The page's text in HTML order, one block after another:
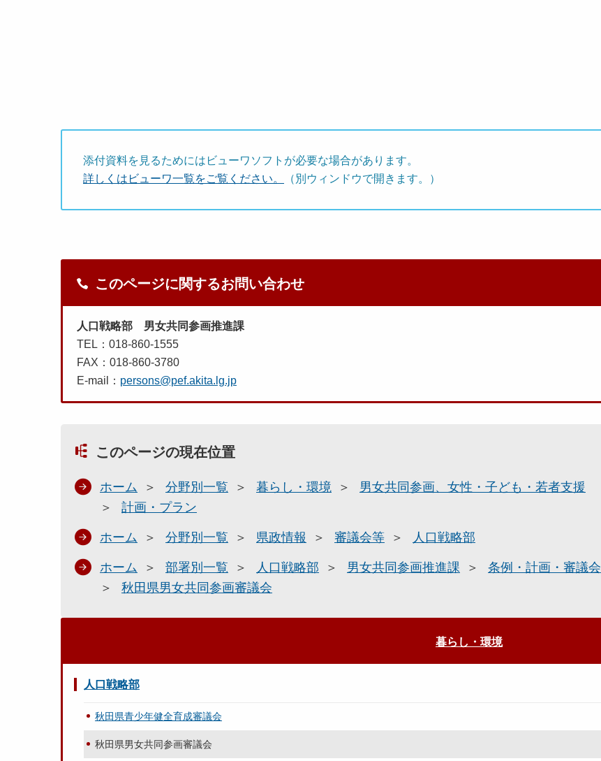
添付資料を見るためにはビューワソフトが必要な場合があります。
詳しくはビューワ一覧をご覧ください。
（別ウィンドウで開きます。）
このページに関するお問い合わせ
人口戦略部 男女共同参画推進課
TEL：018-860-1555
FAX：018-860-3780
E-mail： persons@pef.akita.lg.jp
このページの現在位置
ホーム 分野別一覧 暮らし・環境
男女共同参画、女性・子ども・若者支援
計画・プラン
ホーム 分野別一覧 県政情報 審議会等 人口戦略部
ホーム 部署別一覧 人口戦略部 男女共同参画推進課
条例・計画・審議会
秋田県男女共同参画審議会
暮らし・環境
人口戦略部
秋田県青少年健全育成審議会
秋田県男女共同参画審議会